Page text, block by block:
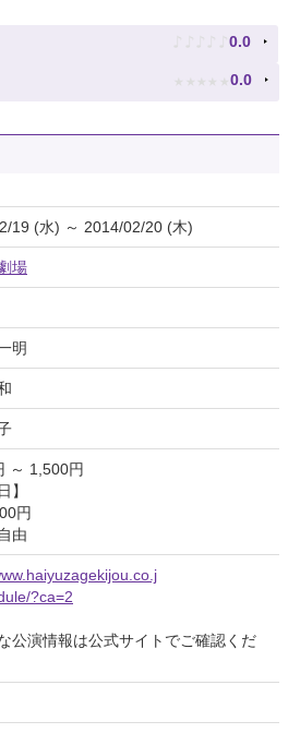
♪ ♪ ♪ ♪ ♪ 0.0
★ ★ ★ ★ ★ 0.0
19 (水) ～ 2014/02/20 (木)
場
明
～ 1,500円
】
円
由
?ca=2
公演情報は公式サイトでご確認くだ